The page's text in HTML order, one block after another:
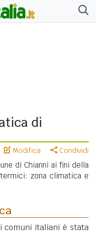
di
Modifica Condividi
di Chianni ai fini della
zona climatica e
comuni italiani è stata